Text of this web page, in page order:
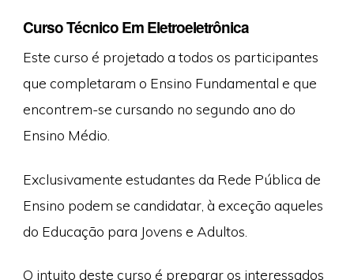
Curso Técnico Em Eletroeletrônica
Este curso é projetado a todos os participantes
que completaram o Ensino Fundamental e que
encontrem-se cursando no segundo ano do
Ensino Médio.
Exclusivamente estudantes da Rede Pública de
Ensino podem se candidatar, à exceção aqueles
do Educação para Jovens e Adultos.
O intuito deste curso é preparar os interessados